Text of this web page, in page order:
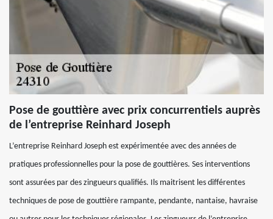
Pose de gouttière avec prix concurrentiels auprès
de l’entreprise Reinhard Joseph
L’entreprise Reinhard Joseph est expérimentée avec des années de
pratiques professionnelles pour la pose de gouttières. Ses interventions
sont assurées par des zingueurs qualifiés. Ils maitrisent les différentes
techniques de pose de gouttière rampante, pendante, nantaise, havraise